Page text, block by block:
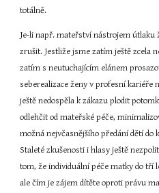
totálně.
Je-li např. mateřství nástrojem útlaku
zrušit. Jestliže jsme zatím ještě zcela
zatím s neutuchajícím elánem
seberealizace ženy v profesní kariéře
ještě nedospěla k zákazu plodit
odlehčit od mateřské péče,
možná nejvčasnějšího předání dětí do
Staleté zkušenosti i hlasy ještě
tom, že individuální péče matky do tří
ale čím je zájem dítěte oproti právu